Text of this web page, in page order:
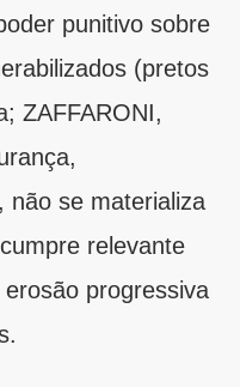
punitivo sobre
(pretos
ZAFFARONI,
não se materializa
relevante
progressiva